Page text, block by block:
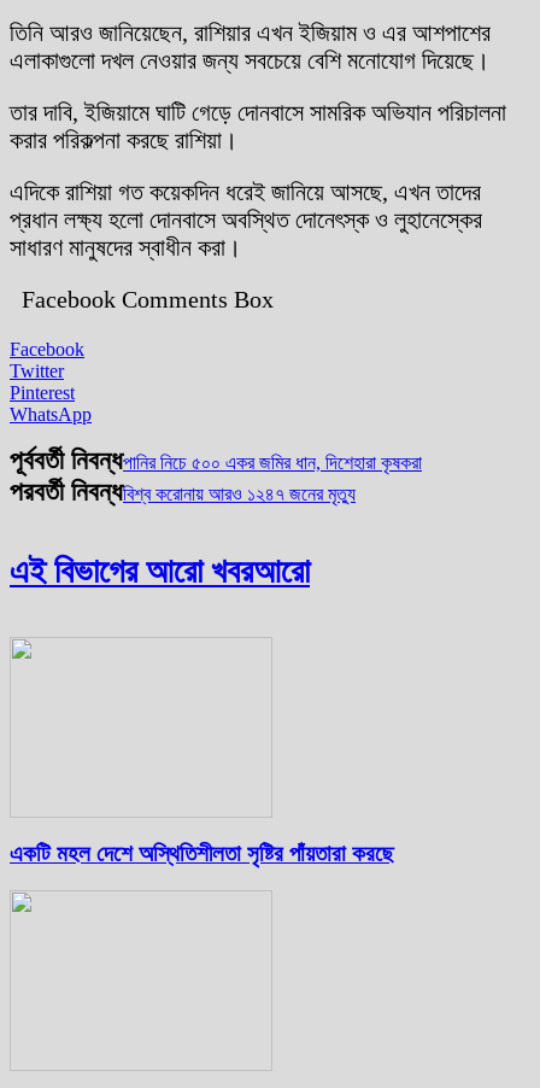
তিনি আরও জানিয়েছেন, রাশিয়ার এখন ইজিয়াম ও এর আশপাশের
এলাকাগুলো দখল নেওয়ার জন্য সবচেয়ে বেশি মনোযোগ দিয়েছে।
তার দাবি, ইজিয়ামে ঘাটি গেড়ে দোনবাসে সামরিক অভিযান পরিচালনা
করার পরিকল্পনা করছে রাশিয়া।
এদিকে রাশিয়া গত কয়েকদিন ধরেই জানিয়ে আসছে, এখন তাদের
প্রধান লক্ষ্য হলো দোনবাসে অবস্থিত দোনেৎস্ক ও লুহানেস্কের
সাধারণ মানুষদের স্বাধীন করা।
Facebook Comments Box
Facebook
Twitter
Pinterest
WhatsApp
পূর্ববর্তী নিবন্ধপানির নিচে ৫০০ একর জমির ধান, দিশেহারা কৃষকরা
পরবর্তী নিবন্ধবিশ্ব করোনায় আরও ১২৪৭ জনের মৃত্যু
এই বিভাগের আরো খবরআরো
একটি মহল দেশে অস্থিতিশীলতা সৃষ্টির পাঁয়তারা করছে